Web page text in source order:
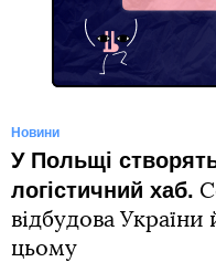
Новини
У Польщі
логістичний хаб.
відбудова
цьому